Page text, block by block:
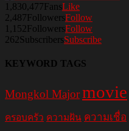
1,830,477FansLike
2,487FollowersFollow
1,152FollowersFollow
262SubscribersSubscribe
KEYWORD TAGS
Mongkol Majormovie
ครอบครัว ความฝัน ความเชื่อ